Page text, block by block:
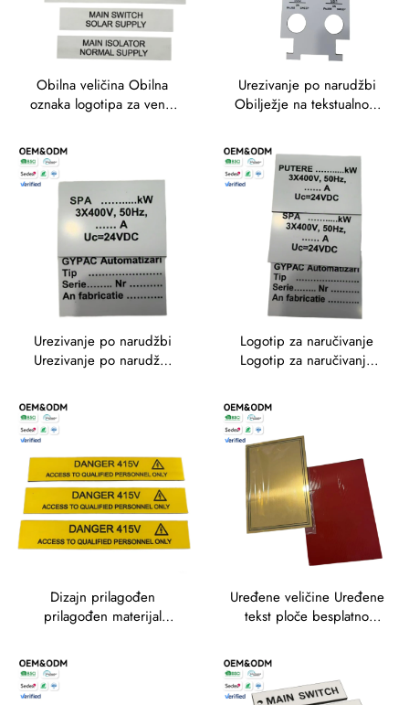
Obilna veličina Obilna
oznaka logotipa za ventil
djelo Veliki popust za
gravirane etikete Boje
Trafolitni etiketi za ventil
Urezivanje po narudžbi
Obilježje na tekstualnom
Niska količina MOQ-a za
oznake ventila Boje Naziv
ploče Gravirane trafolitne
oznake
Urezivanje po narudžbi
Urezivanje po narudžbi
Urezivanje po narudžbi
Urezivanje po narudžbi
Urezivanje po narudžbi
Urezivanje po narudžbi
Urezivanje po narudžbi
Urezivanje po narudžbi
Urezivanje po nar
Logotip za naručivanje
Logotip za naručivanje
naručivanje električne
Dizajn prilagođen
prilagođen materijal
Hitna narudžba za ventil
Oznake Boje Ime Ploča
Trafolitna oznaka Tvrtka
Uređene veličine Uređene
tekst ploče besplatno
broj za oznake Materijal
graviranje Trafolit Nazivna
ploča